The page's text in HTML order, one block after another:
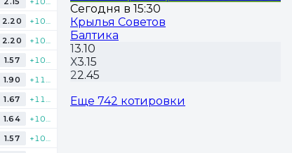
2.20
2.20
1.57
1.90
1.67
1.64
1.57
Сегодня в 15:30
Крылья Советов
Балтика
13.10
Х3.15
22.45
Еще 742 котировки